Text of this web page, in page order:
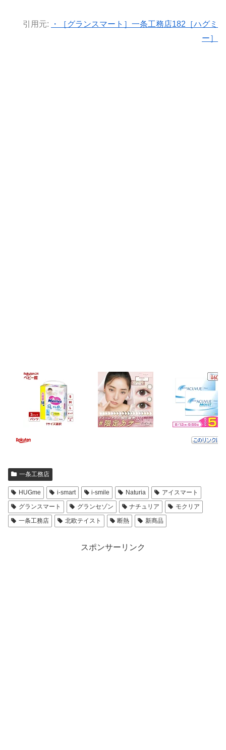
引用元:
・［グランスマート］一条工務店182［ハグミ
ー］
一条工務店
HUGme i-smart i-smile Naturia
アイスマート
グランスマート
グランセゾン ナチュリア
モクリア
一条工務店
北欧テイスト 断熱 新商品
スポンサーリンク